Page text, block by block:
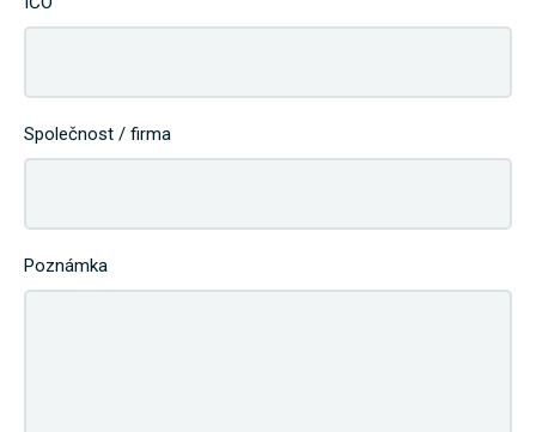
Společnost / firma
Poznámka